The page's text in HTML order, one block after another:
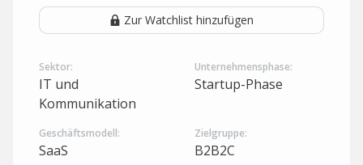
Zur Watchlist hinzufügen
Sektor:
IT und
Kommunikation
Unternehmensphase:
Startup-Phase
Geschäftsmodell:
SaaS
Zielgruppe:
B2B2C